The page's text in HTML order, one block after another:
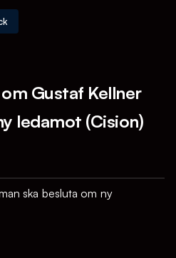
Gustaf Kellner
ledamot (Cision)
ska besluta om ny